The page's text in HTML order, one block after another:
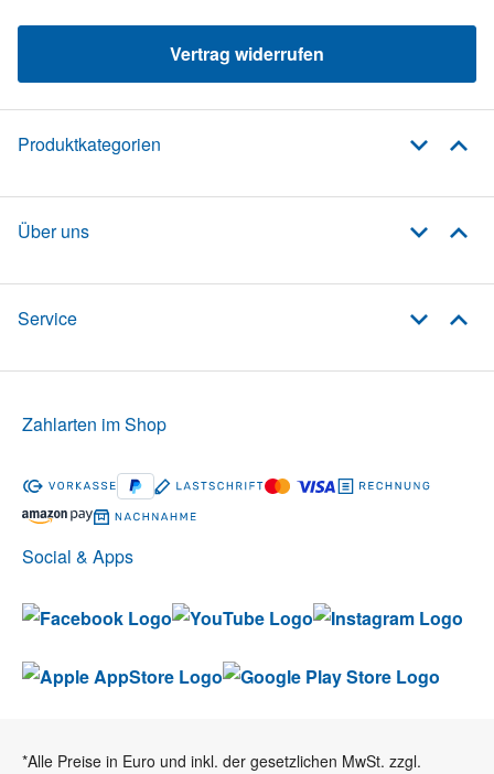
Vertrag widerrufen
Produktkategorien
Über uns
Service
Social & Apps
Zahlarten im Shop
*Alle Preise in Euro und inkl. der gesetzlichen MwSt. zzgl.